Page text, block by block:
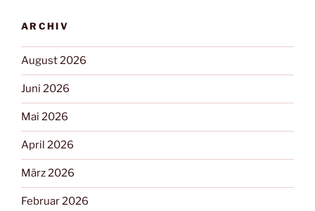
ARCHIV
August 2026
Juni 2026
Mai 2026
April 2026
März 2026
Februar 2026